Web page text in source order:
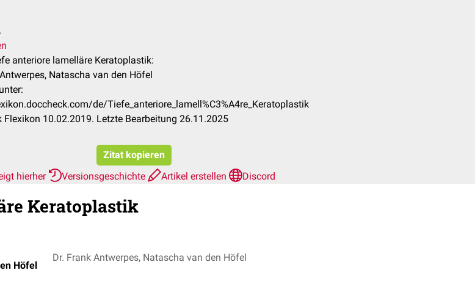
anteriore lamelläre Keratoplastik:
Natascha van den Höfel
de/Tiefe_anteriore_lamell%C3%A4re_Keratoplastik
Flexikon 10.02.2019. Letzte Bearbeitung 26.11.2025
Zitat kopieren
hierher
Versionsgeschichte Artikel erstellen Discord
Keratoplastik
Höfel
Dr. Frank Antwerpes, Natascha van den Höfel